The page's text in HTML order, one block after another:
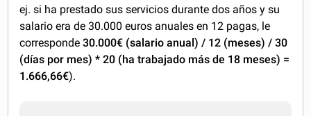
ej. si ha prestado sus servicios durante dos años y su
salario era de 30.000 euros anuales en 12 pagas, le
corresponde30.000€ (salario anual) / 12 (meses) / 30
(días por mes) * 20 (ha trabajado más de 18 meses) =
1.666,66€).